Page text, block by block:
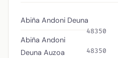
Abiña Andoni Deuna
48350
Abiña Andoni
Deuna Auzoa
48350